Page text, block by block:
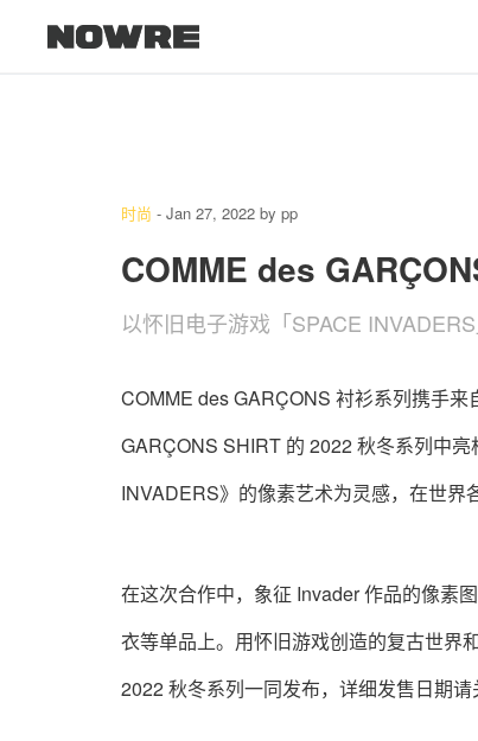
时尚 - Jan 27, 2022 by pp
COMME des
以怀旧电子游戏「SPACE
COMME des GARÇONS 衬衫系列携手
GARÇONS SHIRT 的 2022 秋冬系列中
INVADERS》的像素艺术为灵感，在世界
在这次合作中，象征 Invader 作品的像素
衣等单品上。用怀旧游戏创造的复古世界
2022 秋冬系列一同发布，详细发售日期请